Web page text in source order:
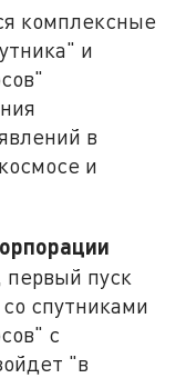
комплексные
и
в
и
первый пуск
спутниками
с
"в